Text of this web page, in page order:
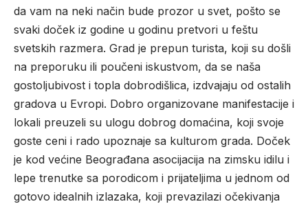
da vam na neki način bude prozor u svet, pošto se
svaki doček iz godine u godinu pretvori u feštu
svetskih razmera. Grad je prepun turista, koji su došli
na preporuku ili poučeni iskustvom, da se naša
gostoljubivost i topla dobrodišlica, izdvajaju od ostalih
gradova u Evropi. Dobro organizovane manifestacije i
lokali preuzeli su ulogu dobrog domaćina, koji svoje
goste ceni i rado upoznaje sa kulturom grada. Doček
je kod većine Beograđana asocijacija na zimsku idilu i
lepe trenutke sa porodicom i prijateljima u jednom od
gotovo idealnih izlazaka, koji prevazilazi očekivanja